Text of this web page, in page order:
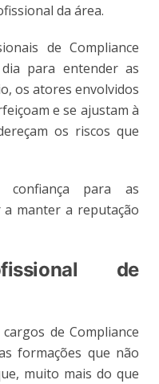
da área.
de Compliance
para entender as
os atores envolvidos
e se ajustam à
os riscos que
confiança para as
a manter a reputação
de
de Compliance
formações que não
muito mais do que